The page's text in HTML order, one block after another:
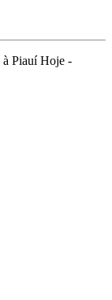
à Piauí Hoje -